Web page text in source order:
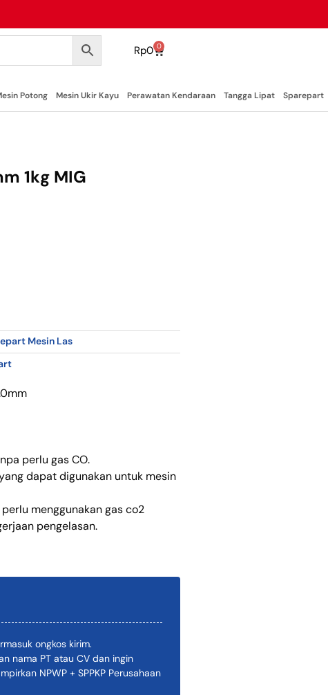
Rp0 0
Potong Mesin Ukir Kayu Perawatan Kendaraan Tangga Lipat Sparepart
1kg MIG
Mesin Las
perlu gas CO.
dapat digunakan untuk mesin
menggunakan gas co2
pengelasan.
ongkos kirim.
nama PT atau CV dan ingin
NPWP + SPPKP Perusahaan